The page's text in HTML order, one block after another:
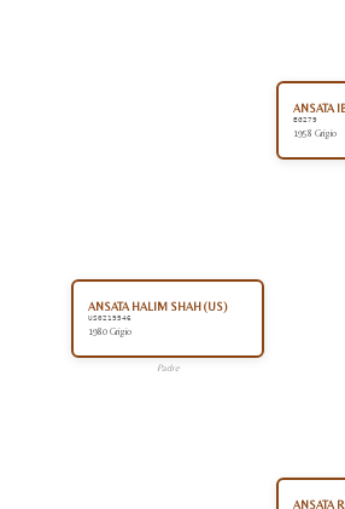
ANSATA HALIM SHAH (US)
US0219546
1980 Grigio
Padre
ANSATA
EG279
1958 Grigio
ANSATA